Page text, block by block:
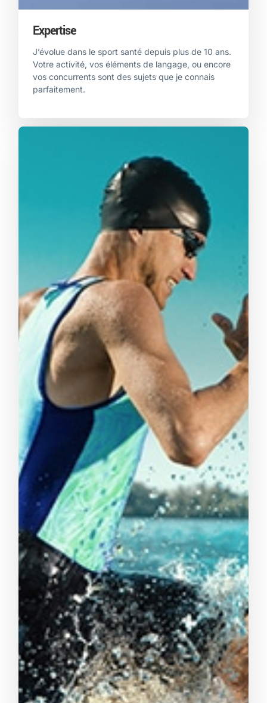
Expertise
J’évolue dans le sport santé depuis plus de 10 ans.
Votre activité, vos éléments de langage, ou encore
vos concurrents sont des sujets que je connais
parfaitement.